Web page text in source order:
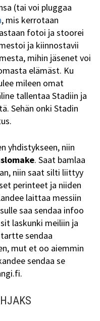
(tai voi pluggaa
, mis kerrotaan
fotoi ja stoorei
ja kiinnostavii
mihin jäsenet voi
elämäst. Ku
mileen omat
tallentaa Stadiin ja
Sehän onki Stadin
yhdistykseen, niin
. Saat bamlaa
niin saat silti liittyy
perinteet ja niiden
laittaa messiin
saa sendaa infoo
laskunki meiliin ja
sendaa
mut et oo aiemmin
sendaa se